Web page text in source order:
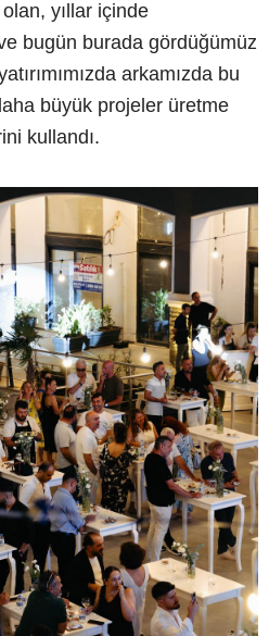
olan, yıllar içinde
bugün burada gördüğümüz
arkamızda bu
büyük projeler üretme
kullandı.